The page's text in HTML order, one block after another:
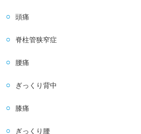
頭痛
脊柱管狭窄症
腰痛
ぎっくり背中
膝痛
ぎっくり腰